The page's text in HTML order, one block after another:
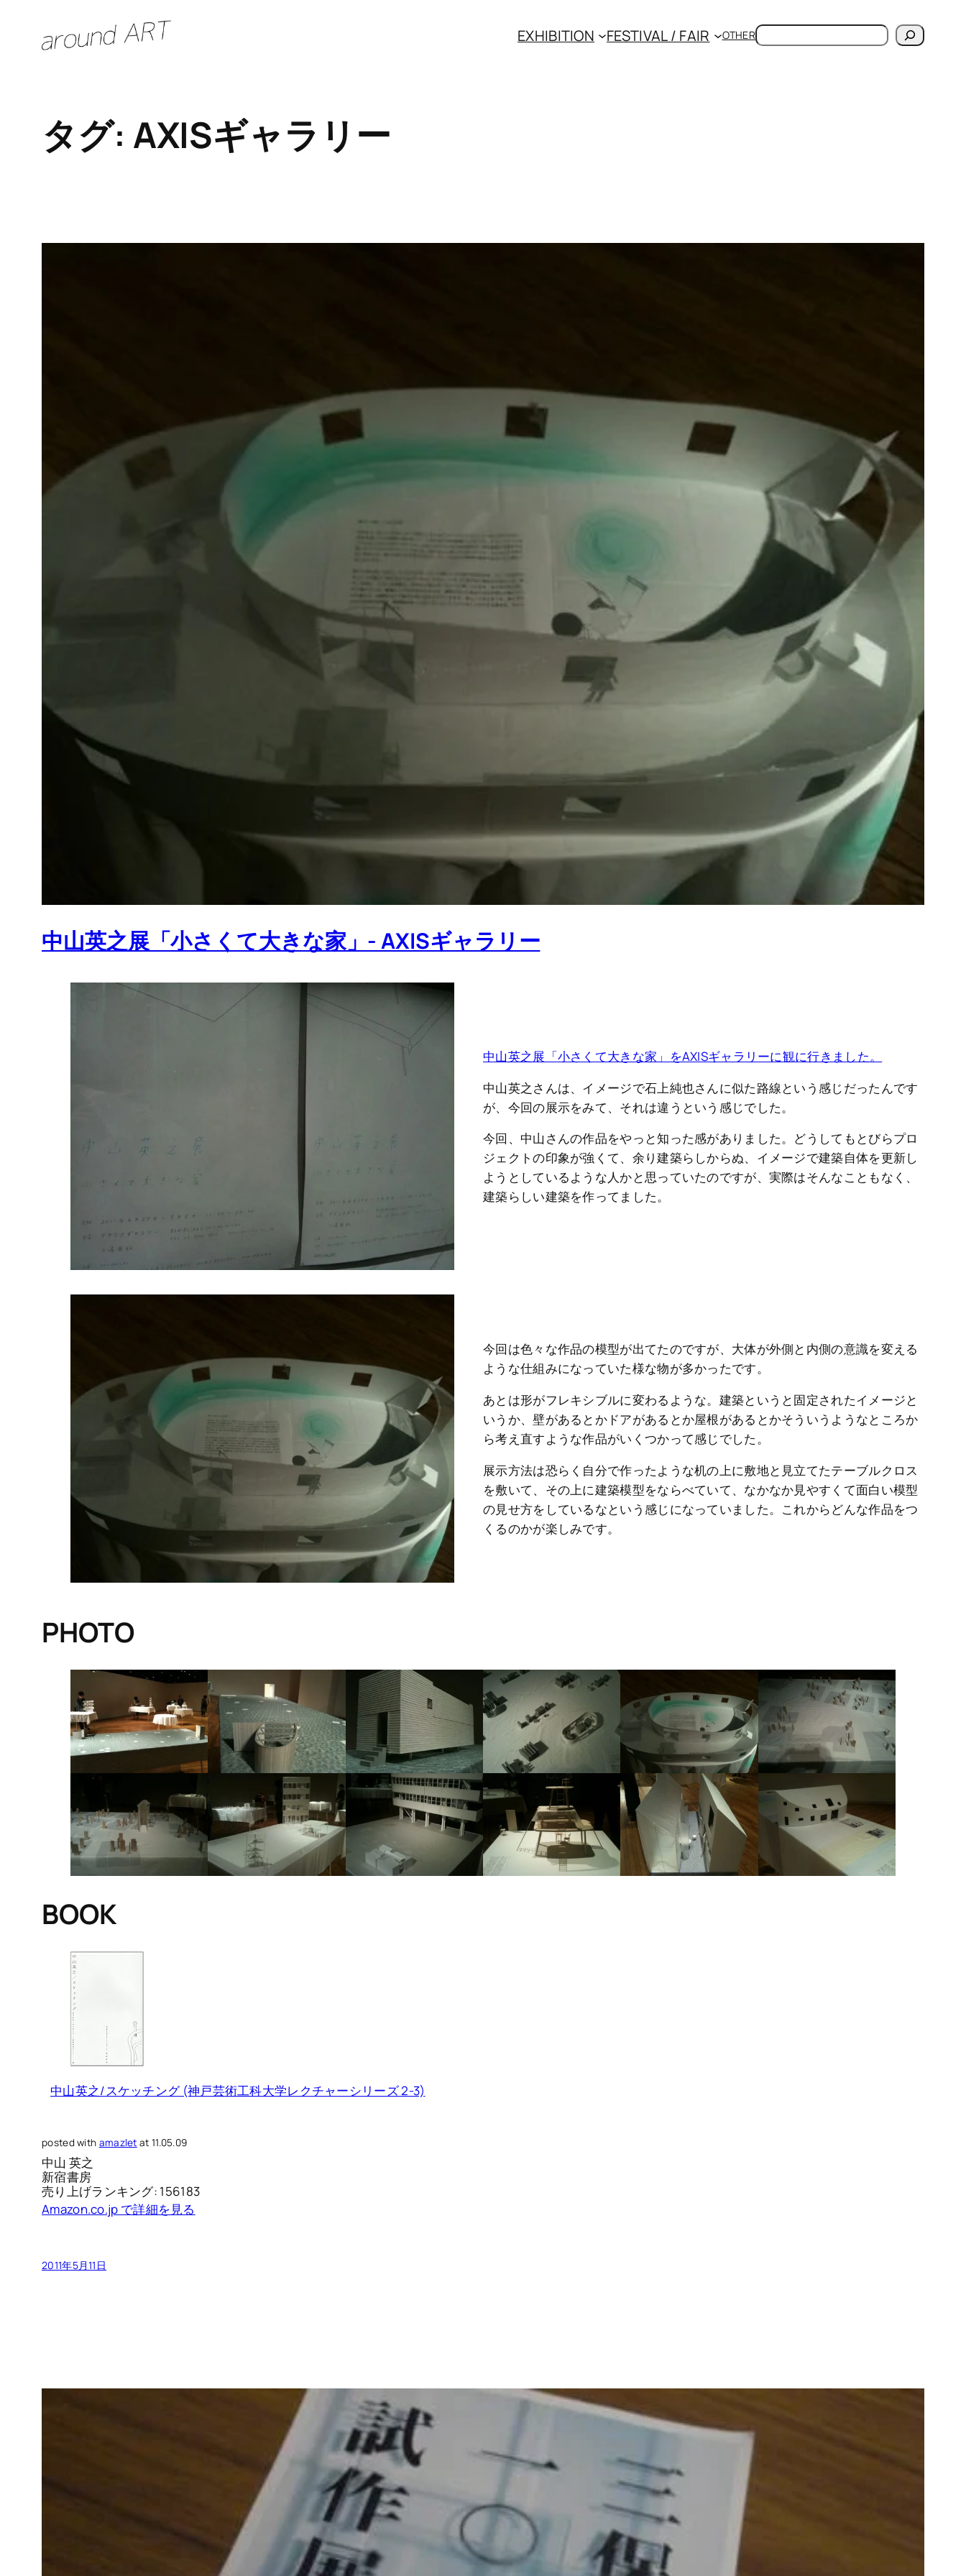
EXHIBITION FESTIVAL / FAIR OTHER検
タグ: AXISギャラリー
中山英之展「小さくて大きな家」- AXISギャラリー
中山英之展「小さくて大きな家」をAXISギャラリーに観に行きました。
中山英之さんは、イメージで石上純也さんに似た路線という感じだったんです
が、今回の展示をみて、それは違うという感じでした。
今回、中山さんの作品をやっと知った感がありました。どうしてもとびらプロ
ジェクトの印象が強くて、余り建築らしからぬ、イメージで建築自体を更新し
ようとしているような人かと思っていたのですが、実際はそんなこともなく、
建築らしい建築を作ってました。
今回は色々な作品の模型が出てたのですが、大体が外側と内側の意識を変える
ような仕組みになっていた様な物が多かったです。
あとは形がフレキシブルに変わるような。建築というと固定されたイメージと
いうか、壁があるとかドアがあるとか屋根があるとかそういうようなところか
ら考え直すような作品がいくつかって感じでした。
展示方法は恐らく自分で作ったような机の上に敷地と見立てたテーブルクロス
を敷いて、その上に建築模型をならべていて、なかなか見やすくて面白い模型
の見せ方をしているなという感じになっていました。これからどんな作品をつ
くるのかが楽しみです。
PHOTO
BOOK
中山英之/スケッチング (神戸芸術工科大学レクチャーシリーズ 2-3)
posted with amazlet at 11.05.09
中山 英之
新宿書房
売り上げランキング: 156183
Amazon.co.jp で詳細を見る
2011年5月11日